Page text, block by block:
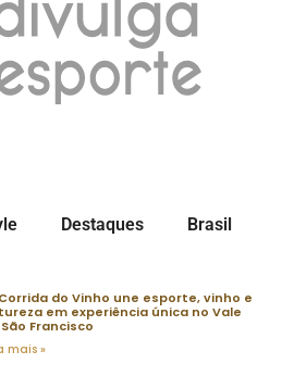
Destaques Brasil
do Vinho une esporte, vinho e
em experiência única no Vale
Francisco
mais »